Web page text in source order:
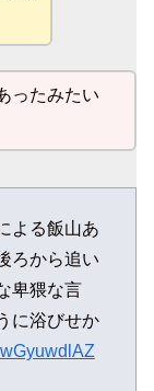
ったみたい
よる飯山あ
ろから追い
卑猥な言
に浴びせか